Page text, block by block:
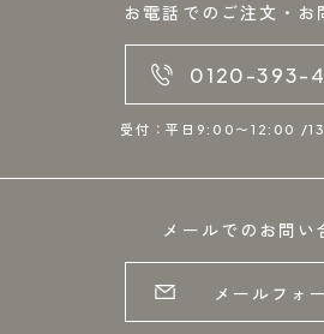
お電話でのご注文・お
0120-393-
受付：平日9:00〜12:00 /
メールでのお問い
メールフォ